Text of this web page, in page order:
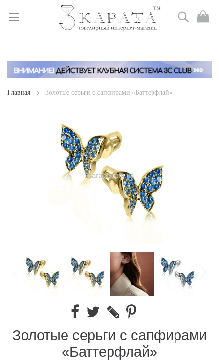
Skip
Content
Поиск
Главная Золотые серьги с сапфирами «Баттерфлай»
Золотые серьги с сапфирами
«Баттерфлай»